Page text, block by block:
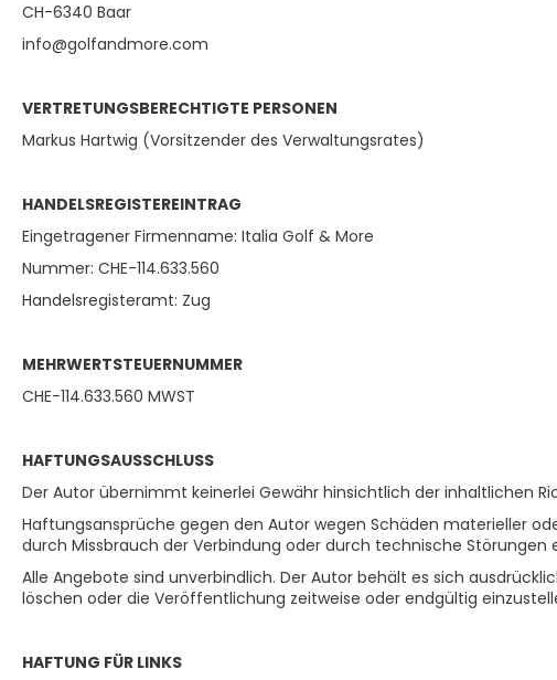
CH-6340 Baar
info@golfandmore.com
VERTRETUNGSBERECHTIGTE PERSONEN
Markus Hartwig (Vorsitzender des Verwaltungsrates)
HANDELSREGISTEREINTRAG
Eingetragener Firmenname: Italia Golf & More
Nummer: CHE-114.633.560
Handelsregisteramt: Zug
MEHRWERTSTEUERNUMMER
CHE-114.633.560 MWST
HAFTUNGSAUSSCHLUSS
Der Autor übernimmt keinerlei Gewähr hinsichtlich der inhaltlichen
Haftungsansprüche gegen den Autor wegen Schäden materieller
durch Missbrauch der Verbindung oder durch technische Störungen
Alle Angebote sind unverbindlich. Der Autor behält es sich
löschen oder die Veröffentlichung zeitweise oder endgültig
HAFTUNG FÜR LINKS